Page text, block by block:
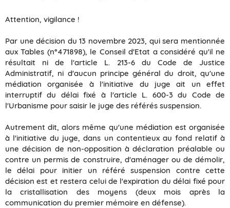
Attention, vigilance !
Par une décision du 13 novembre 2023, qui sera mentionnée
aux Tables (n°471898), le Conseil d'Etat a considéré qu'il ne
résultait ni de l'article L. 213-6 du Code de Justice
Administratif, ni d'aucun principe général du droit, qu'une
médiation organisée à l'initiative du juge ait un effet
interruptif du délai fixé à l'article L. 600-3 du Code de
l'Urbanisme pour saisir le juge des référés suspension.
Autrement dit, alors même qu'une médiation est organisée
à l'initiative du juge, dans un contentieux au fond relatif à
une décision de non-opposition à déclaration préalable ou
contre un permis de construire, d'aménager ou de démolir,
le délai pour initier un référé suspension contre cette
décision est et restera celui de l'expiration du délai fixé pour
la cristallisation des moyens (deux mois après la
communication du premier mémoire en défense).